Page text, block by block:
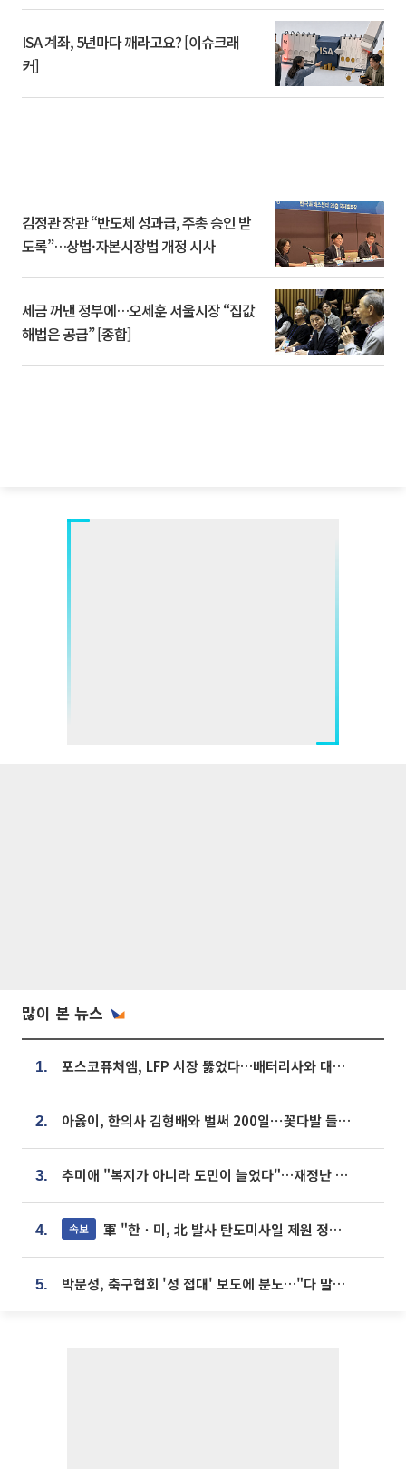
ISA 계좌, 5년마다 깨라고요? [이슈크래
커]
김정관 장관 “반도체 성과급, 주총 승인 받
도록”…상법·자본시장법 개정 시사
세금 꺼낸 정부에…오세훈 서울시장 “집값
해법은 공급” [종합]
많이 본 뉴스
1. 포스코퓨처엠, LFP 시장 뚫었다…배터리사와 대규모 장기 공급 합의
2. 아옳이, 한의사 김형배와 벌써 200일⋯꽃다발 들고 "프러포즈 아냐"
3. 추미애 "복지가 아니라 도민이 늘었다"…재정난 책임론 정면돌파
4. 속보 軍 "한ㆍ미, 北 발사 탄도미사일 제원 정밀분석 중"
5. 박문성, 축구협회 '성 접대' 보도에 분노…"다 말아먹으려고 작정했나"